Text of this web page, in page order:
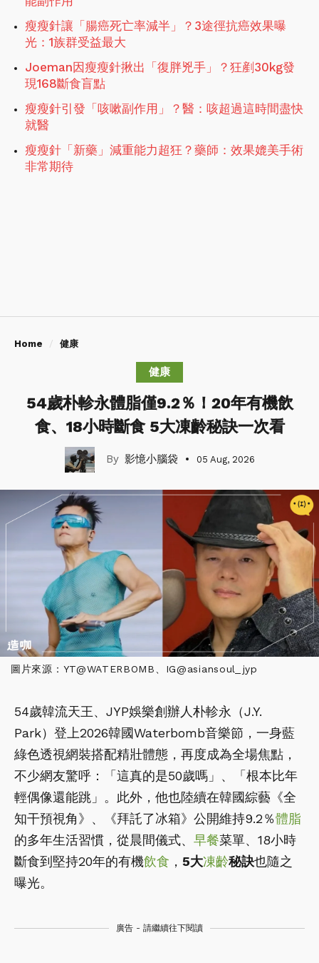
瘦瘦針讓「腸癌死亡率減半」？3途徑抗癌效果曝
光：1族群受益最大
Joeman因瘦瘦針揪出「復胖兇手」？狂剷30kg發
現168斷食盲點
瘦瘦針引發「咳嗽副作用」？醫：咳超過這時間盡快
就醫
瘦瘦針「新藥」減重能力超狂？藥師：效果媲美手術
非常期待
Home 健康
健康
54歲朴軫永體脂僅9.2％！20年有機飲
食、18小時斷食 5大凍齡秘訣一次看
影憶小腦袋 05 Aug, 2026
圖片來源：YT@WATERBOMB、IG@asiansoul_jyp
54歲韓流天王、JYP娛樂創辦人朴軫永（J.Y.
Park）登上2026韓國Waterbomb音樂節，一身藍
綠色透視網裝搭配精壯體態，再度成為全場焦點，
不少網友驚呼：「這真的是50歲嗎」、「根本比年
輕偶像還能跳」。此外，他也陸續在韓國綜藝《全
知干預視角》、《拜託了冰箱》公開維持9.2％體脂
的多年生活習慣，從晨間儀式、 早餐菜單、18小時
斷食到堅持20年的有機飲食 ， 5大凍齡秘訣也隨之
曝光。
廣告 - 請繼續往下閱讀